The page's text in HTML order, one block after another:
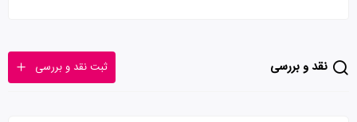
نقد و بررسی ثبت نقد و بررسی